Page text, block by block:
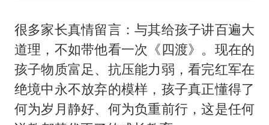
很多家长真情留言：与其给孩子讲百遍大
道理，不如带他看一次《四渡》。现在的
孩子物质富足、抗压能力弱，看完红军在
绝境中永不放弃的模样，孩子真正懂得了
何为岁月静好、何为负重前行，这是任何